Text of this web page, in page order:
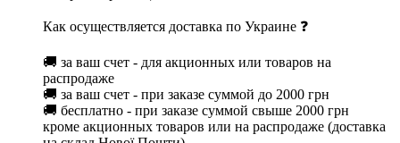
Как осуществляется доставка по Украине ❓
🚚 за ваш счет - для акционных или товаров на
распродаже
🚚 за ваш счет - при заказе суммой до 2000 грн
🚚 бесплатно - при заказе суммой свыше 2000 грн
кроме акционных товаров или на распродаже (доставка